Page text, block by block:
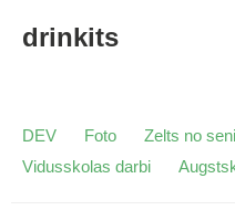
drinkits
DEV Foto Zelts no
Vidusskolas darbi